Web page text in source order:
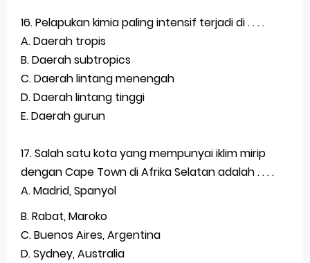
50 Latihan Prediksi Soal TKA Sosiologi 2025 + Kunci
Prediksi Soal TKA Geografi Topik Konsep Geografi + Kunci
Latihan Soal TKA Geografi 2025 Topik Analisa Informasi Geospasial
STOP Belajar Geografi Pakai Cara Lama! 😤 TKA 2025 Beda Level. Kuasai 150 Bank Soal HOTS Sekarang!
Ebook Prediksi 150 Soal TKA Geografi 2025 + Kunci Jawaban
3 Jurus Sakti Menaklukkan Soal TKA Geografi [Wajib Baca]
Menjadi Pengajar Jaman Sekarang Makin Berat
16. Pelapukan kimia paling intensif terjadi di . . . .
A. Daerah tropis
B. Daerah subtropics
C. Daerah lintang menengah
D. Daerah lintang tinggi
E. Daerah gurun
17. Salah satu kota yang mempunyai iklim mirip
dengan Cape Town di Afrika Selatan adalah . . . .
A. Madrid, Spanyol
B. Rabat, Maroko
C. Buenos Aires, Argentina
D. Sydney, Australia